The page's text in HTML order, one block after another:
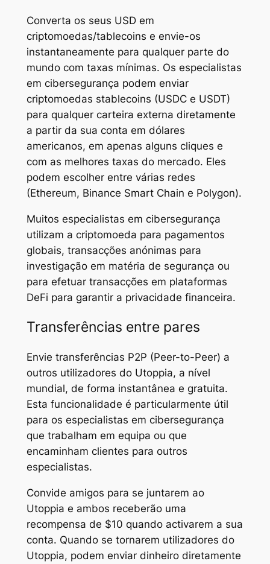
Converta os seus USD em
criptomoedas/tablecoins e envie-os
instantaneamente para qualquer parte do
mundo com taxas mínimas. Os especialistas
em cibersegurança podem enviar
criptomoedas stablecoins (USDC e USDT)
para qualquer carteira externa diretamente
a partir da sua conta em dólares
americanos, em apenas alguns cliques e
com as melhores taxas do mercado. Eles
podem escolher entre várias redes
(Ethereum, Binance Smart Chain e Polygon).
Muitos especialistas em cibersegurança
utilizam a criptomoeda para pagamentos
globais, transacções anónimas para
investigação em matéria de segurança ou
para efetuar transacções em plataformas
DeFi para garantir a privacidade financeira.
Transferências entre pares
Envie transferências P2P (Peer-to-Peer) a
outros utilizadores do Utoppia, a nível
mundial, de forma instantânea e gratuita.
Esta funcionalidade é particularmente útil
para os especialistas em cibersegurança
que trabalham em equipa ou que
encaminham clientes para outros
especialistas.
Convide amigos para se juntarem ao
Utoppia e ambos receberão uma
recompensa de $10 quando activarem a sua
conta. Quando se tornarem utilizadores do
Utoppia, podem enviar dinheiro diretamente